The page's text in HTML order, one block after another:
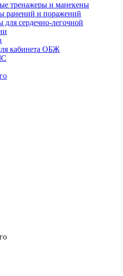
тренажеры и манекены
ранений и поражений
для сердечно-легочной
кабинета ОБЖ